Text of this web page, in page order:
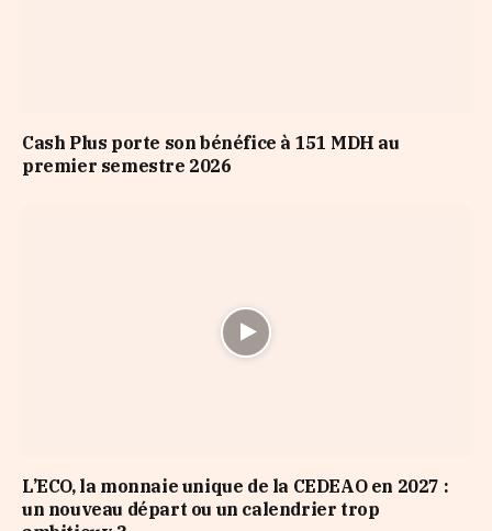
Cash Plus porte son bénéfice à 151 MDH au
premier semestre 2026
L’ECO, la monnaie unique de la CEDEAO en 2027 :
un nouveau départ ou un calendrier trop